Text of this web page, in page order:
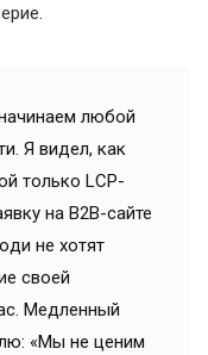
любой
Я видел, как
только LCP-
на B2B-сайте
не хотят
своей
Медленный
«Мы не ценим